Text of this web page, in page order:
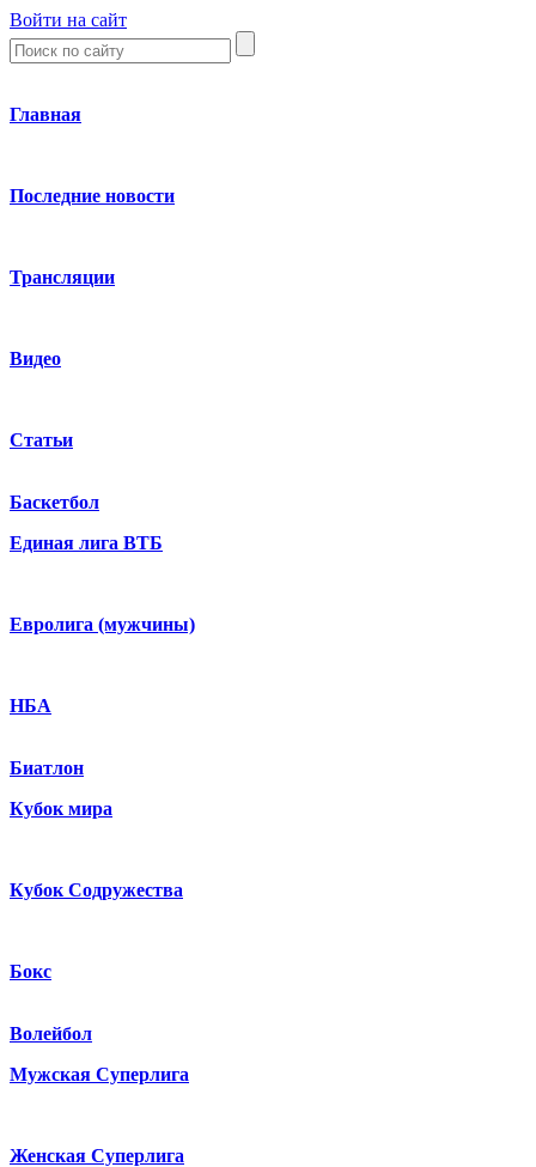
Войти на сайт
Главная
Последние новости
Трансляции
Видео
Статьи
Баскетбол
Единая лига ВТБ
Евролига (мужчины)
НБА
Биатлон
Кубок мира
Кубок Содружества
Бокс
Волейбол
Мужская Суперлига
Женская Суперлига